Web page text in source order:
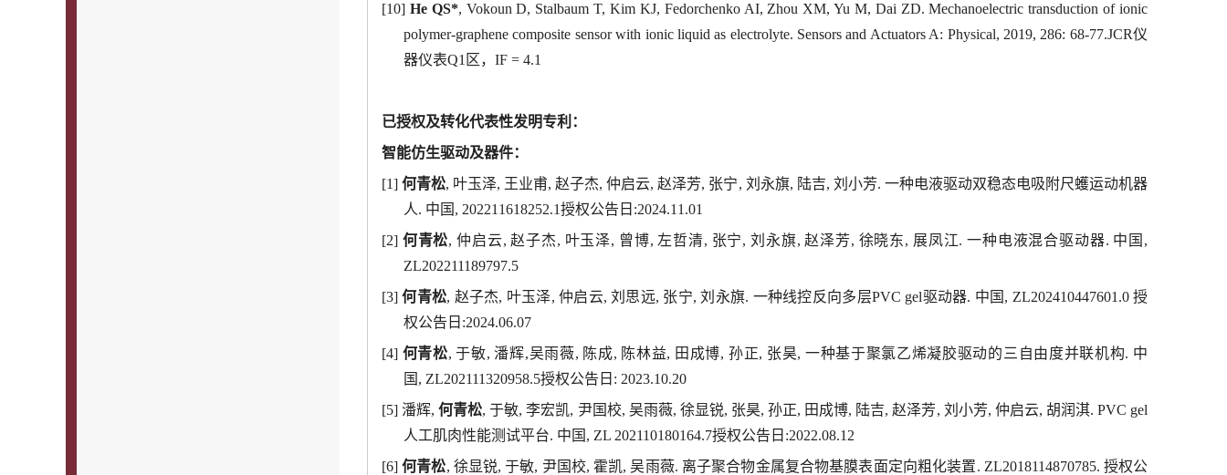
[10] He QS*, Vokoun D, Stalbaum T, Kim KJ, Fedorchenko AI, Zhou XM, Yu M, Dai ZD. Mechanoelectric transduction of ionic
polymer-graphene composite sensor with ionic liquid as electrolyte. Sensors and Actuators A: Physical, 2019, 286: 68-77.JCR仪
器仪表Q1区，IF = 4.1
已授权及转化代表性发明专利 ：
智能仿生驱动及器件：
[1]何青松, 叶玉泽, 王业甫, 赵子杰, 仲启云, 赵泽芳, 张宁, 刘永旗, 陆吉, 刘小芳. 一种电液驱动双稳态电吸附尺蠖运动机器
人. 中国, 202211618252.1授权公告日:2024.11.01
[2] 何青松, 仲启云, 赵子杰, 叶玉泽, 曾博, 左哲清, 张宁, 刘永旗, 赵泽芳, 徐晓东, 展凤江. 一种电液混合驱动器. 中国,
ZL202211189797.5
[3]何青松, 赵子杰, 叶玉泽, 仲启云, 刘思远, 张宁, 刘永旗. 一种线控反向多层PVC gel驱动器. 中国, ZL202410447601.0 授
权公告日:2024.06.07
[4] 何青松, 于敏, 潘辉,吴雨薇, 陈成, 陈林益, 田成博, 孙正, 张昊, 一种基于聚氯乙烯凝胶驱动的三自由度并联机构. 中
国, ZL202111320958.5授权公告日: 2023.10.20
[5] 潘辉,何青松, 于敏, 李宏凯, 尹国校, 吴雨薇, 徐显锐, 张昊, 孙正, 田成博, 陆吉, 赵泽芳, 刘小芳, 仲启云, 胡润淇. PVC gel
人工肌肉性能测试平台. 中国, ZL 202110180164.7授权公告日:2022.08.12
[6]何青松, 徐显锐, 于敏, 尹国校, 霍凯, 吴雨薇. 离子聚合物金属复合物基膜表面定向粗化装置. ZL2018114870785. 授权公